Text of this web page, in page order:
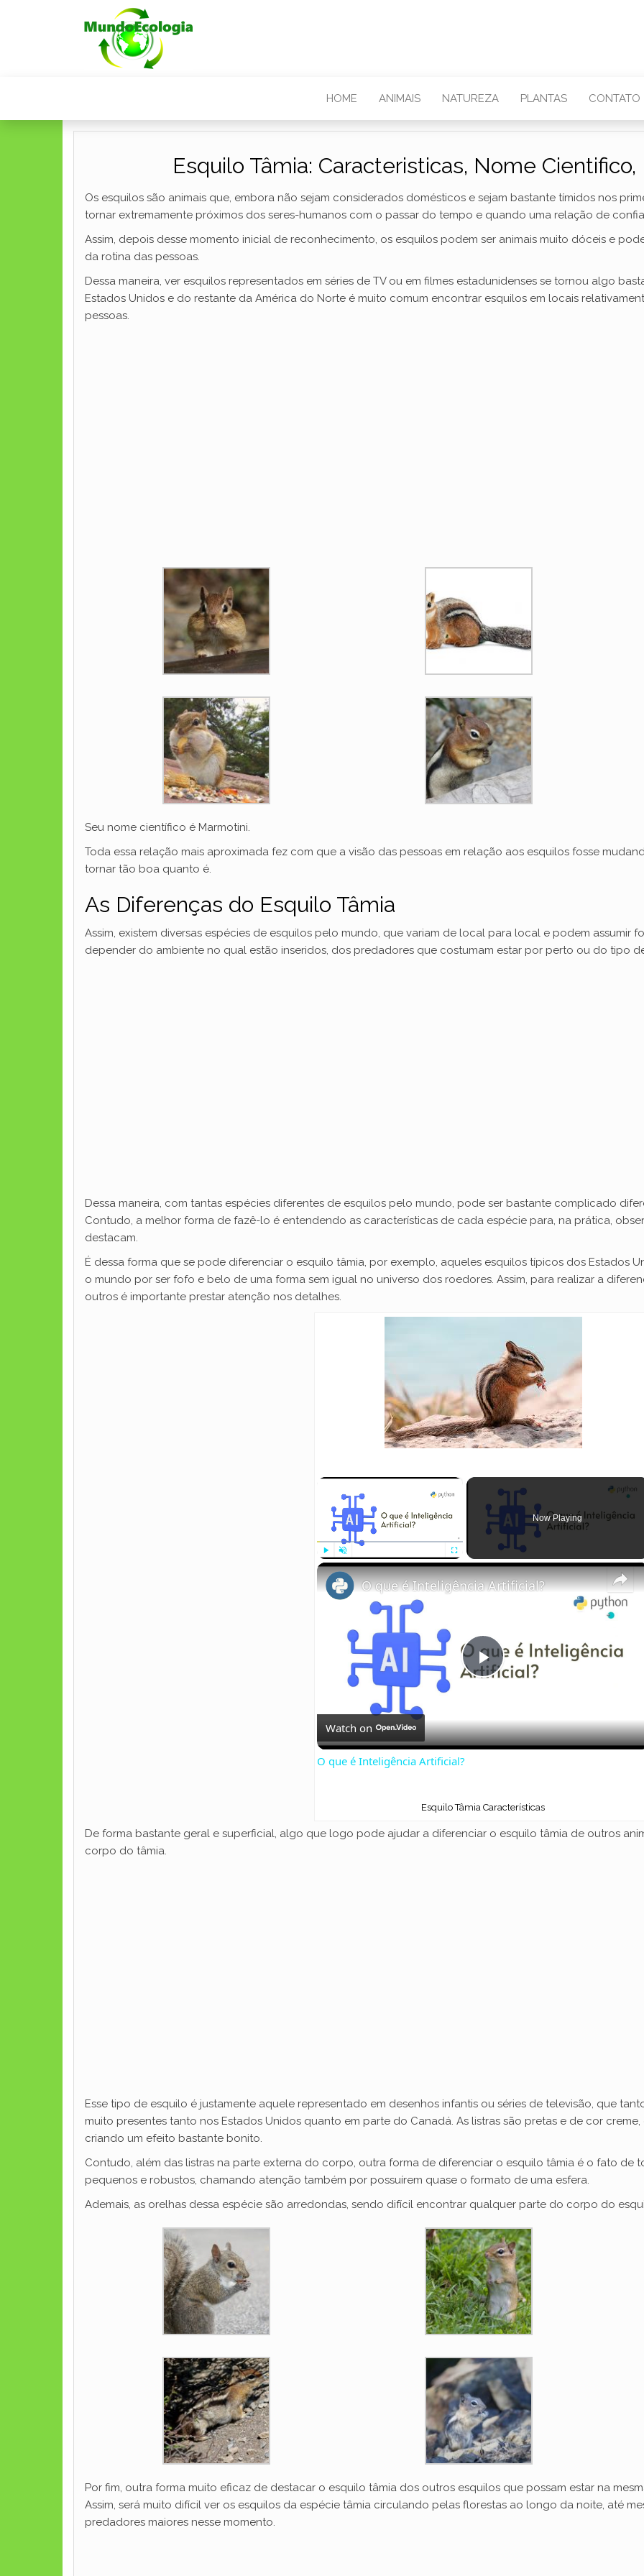
HOME ANIMAIS NATUREZA PLANTAS CONTATO
Esquilo Tâmia: Caracteristicas, Nome
Os esquilos são animais que, embora não sejam considerados domésticos e sejam bastante tímidos nos
tornar extremamente próximos dos seres-humanos com o passar do tempo e quando uma relação de
Assim, depois desse momento inicial de reconhecimento, os esquilos podem ser animais muito dóceis e
da rotina das pessoas.
Dessa maneira, ver esquilos representados em séries de TV ou em filmes estadunidenses se tornou algo
Estados Unidos e do restante da América do Norte é muito comum encontrar esquilos em locais
pessoas.
Seu nome científico é Marmotini.
Toda essa relação mais aproximada fez com que a visão das pessoas em relação aos esquilos fosse
tornar tão boa quanto é.
As Diferenças do Esquilo Tâmia
Assim, existem diversas espécies de esquilos pelo mundo, que variam de local para local e podem assumir
depender do ambiente no qual estão inseridos, dos predadores que costumam estar por perto ou do tipo
Dessa maneira, com tantas espécies diferentes de esquilos pelo mundo, pode ser bastante complicado
Contudo, a melhor forma de fazê-lo é entendendo as características de cada espécie para, na prática,
destacam.
É dessa forma que se pode diferenciar o esquilo tâmia, por exemplo, aqueles esquilos típicos dos Estados
o mundo por ser fofo e belo de uma forma sem igual no universo dos roedores. Assim, para realizar a
outros é importante prestar atenção nos detalhes.
×
Play Unmute Fullscreen
Now Playing
×
P
l
y
O que é Inteligência Artificial?
Watch on
O que é Inteligência Artificial?
Esquilo Tâmia Características
De forma bastante geral e superficial, algo que logo pode ajudar a diferenciar o esquilo tâmia de outros
corpo do tâmia.
Esse tipo de esquilo é justamente aquele representado em desenhos infantis ou séries de televisão, que
muito presentes tanto nos Estados Unidos quanto em parte do Canadá. As listras são pretas e de cor
criando um efeito bastante bonito.
Contudo, além das listras na parte externa do corpo, outra forma de diferenciar o esquilo tâmia é o fato de
pequenos e robustos, chamando atenção também por possuírem quase o formato de uma esfera.
Ademais, as orelhas dessa espécie são arredondas, sendo difícil encontrar qualquer parte do corpo do
Por fim, outra forma muito eficaz de destacar o esquilo tâmia dos outros esquilos que possam estar na
Assim, será muito difícil ver os esquilos da espécie tâmia circulando pelas florestas ao longo da noite, até
predadores maiores nesse momento.